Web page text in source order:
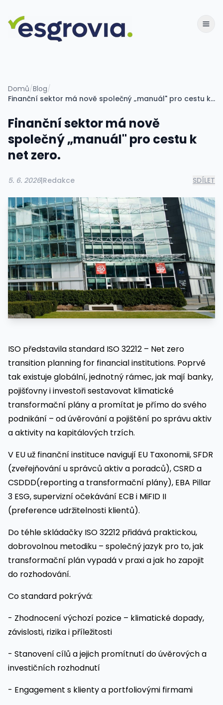
Domů/Blog/
Finanční sektor má nově společný „manuál" pro cestu k net zero.
Finanční sektor má nově
společný „manuál" pro cestu k
net zero.
5. 6. 2026|Redakce SDÍLET
ISO představila standard ISO 32212 – Net zero
transition planning for financial institutions. Poprvé
tak existuje globální, jednotný rámec, jak mají banky,
pojišťovny i investoři sestavovat klimatické
transformační plány a promítat je přímo do svého
podnikání – od úvěrování a pojištění po správu aktiv
a aktivity na kapitálových trzích.
V EU už finanční instituce navigují EU Taxonomii, SFDR
(zveřejňování u správců aktiv a poradců), CSRD a
CSDDD(reporting a transformační plány), EBA Pillar
3 ESG, supervizní očekávání ECB i MiFID II
(preference udržitelnosti klientů).
Do téhle skládačky ISO 32212 přidává praktickou,
dobrovolnou metodiku – společný jazyk pro to, jak
transformační plán vypadá v praxi a jak ho zapojit
do rozhodování.
Co standard pokrývá:
- Zhodnocení výchozí pozice – klimatické dopady,
závislosti, rizika i příležitosti
- Stanovení cílů a jejich promítnutí do úvěrových a
investičních rozhodnutí
- Engagement s klienty a portfoliovými firmami